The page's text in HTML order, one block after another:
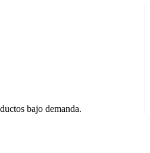
bajo demanda.